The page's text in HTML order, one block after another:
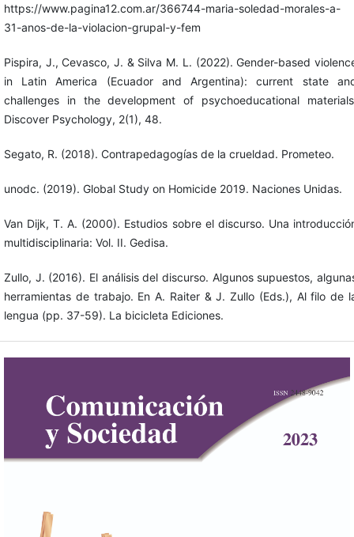
https://www.pagina12.com.ar/366744-maria-soledad-morales-a-
31-anos-de-la-violacion-grupal-y-fem
Pispira, J., Cevasco, J. & Silva M. L. (2022). Gender-based
in Latin America (Ecuador and Argentina): current state
challenges in the development of psychoeducational
Discover Psychology, 2(1), 48.
Segato, R. (2018). Contrapedagogías de la crueldad. Prometeo.
unodc. (2019). Global Study on Homicide 2019. Naciones Unidas.
Van Dijk, T. A. (2000). Estudios sobre el discurso. Una
multidisciplinaria: Vol. II. Gedisa.
Zullo, J. (2016). El análisis del discurso. Algunos supuestos,
herramientas de trabajo. En A. Raiter & J. Zullo (Eds.), Al filo de
lengua (pp. 37-59). La bicicleta Ediciones.